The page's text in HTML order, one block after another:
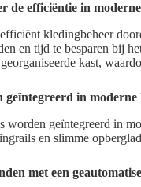
de efficiëntie in
kledingbeheer
en tijd te besparen bij
kast,
in
worden geïntegreerd in
en slimme
met een